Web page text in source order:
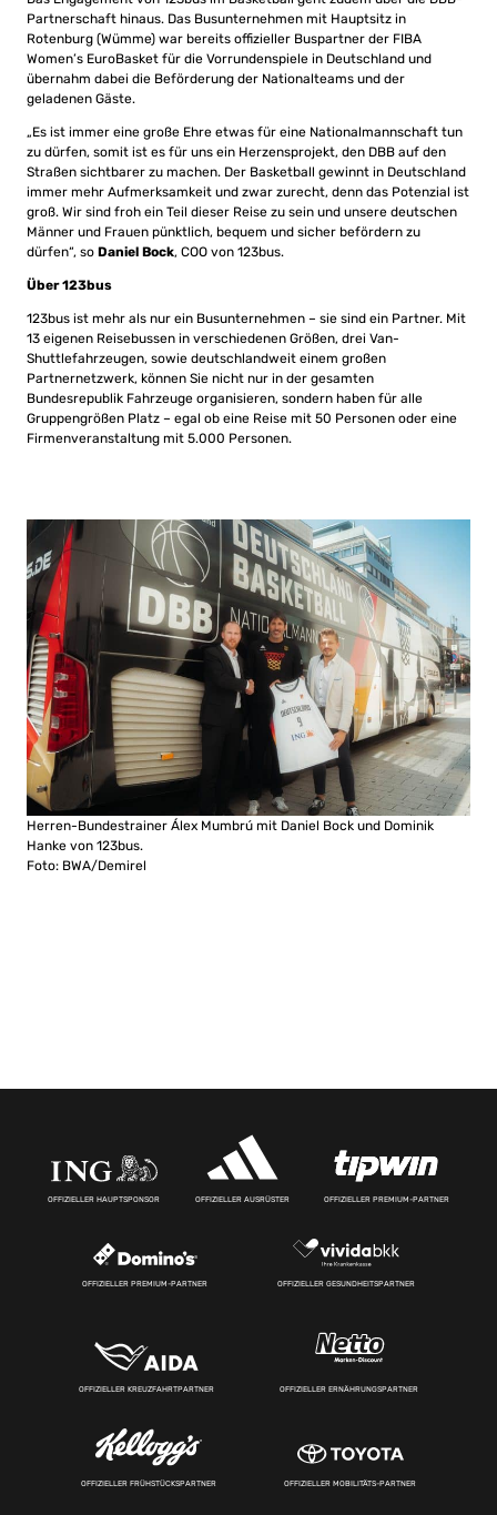
Partnerschaft hinaus. Das Busunternehmen mit Hauptsitz in
Rotenburg (Wümme) war bereits offizieller Buspartner der FIBA
Women’s EuroBasket für die Vorrundenspiele in Deutschland und
übernahm dabei die Beförderung der Nationalteams und der
geladenen Gäste.
„Es ist immer eine große Ehre etwas für eine Nationalmannschaft tun
zu dürfen, somit ist es für uns ein Herzensprojekt, den DBB auf den
Straßen sichtbarer zu machen. Der Basketball gewinnt in Deutschland
immer mehr Aufmerksamkeit und zwar zurecht, denn das Potenzial ist
groß. Wir sind froh ein Teil dieser Reise zu sein und unsere deutschen
Männer und Frauen pünktlich, bequem und sicher befördern zu
dürfen“, so Daniel Bock, COO von 123bus.
Über 123bus
123bus ist mehr als nur ein Busunternehmen – sie sind ein Partner. Mit
13 eigenen Reisebussen in verschiedenen Größen, drei Van-
Shuttlefahrzeugen, sowie deutschlandweit einem großen
Partnernetzwerk, können Sie nicht nur in der gesamten
Bundesrepublik Fahrzeuge organisieren, sondern haben für alle
Gruppengrößen Platz – egal ob eine Reise mit 50 Personen oder eine
Firmenveranstaltung mit 5.000 Personen.
Herren-Bundestrainer Álex Mumbrú mit Daniel Bock und Dominik
Hanke von 123bus.
Foto: BWA/Demirel
OFFIZIELLER HAUPTSPONSOR OFFIZIELLER AUSRÜSTER OFFIZIELLER PREMIUM-PARTNER
OFFIZIELLER PREMIUM-PARTNER OFFIZIELLER GESUNDHEITSPARTNER
OFFIZIELLER KREUZFAHRTPARTNER OFFIZIELLER ERNÄHRUNGSPARTNER
OFFIZIELLER FRÜHSTÜCKSPARTNER OFFIZIELLER MOBILITÄTS-PARTNER